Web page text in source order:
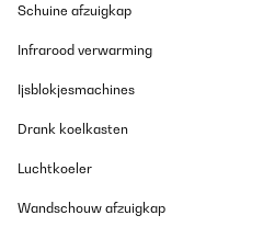
ist der Ring recht groß, aber
kommt.
Amazon-Benutzer
Schuine afzuigkap
Infrarood verwarming
Ijsblokjesmachines
Drank koelkasten
Luchtkoeler
Wandschouw afzuigkap